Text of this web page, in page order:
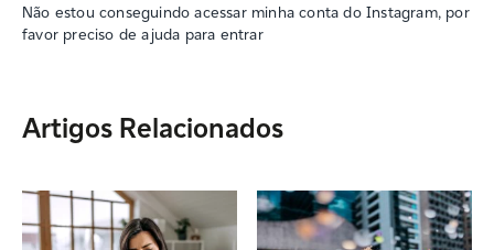
Não estou conseguindo acessar minha conta do Instagram, por
favor preciso de ajuda para entrar
Artigos Relacionados